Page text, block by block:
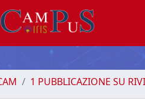
1 PUBBLICAZIONE SU